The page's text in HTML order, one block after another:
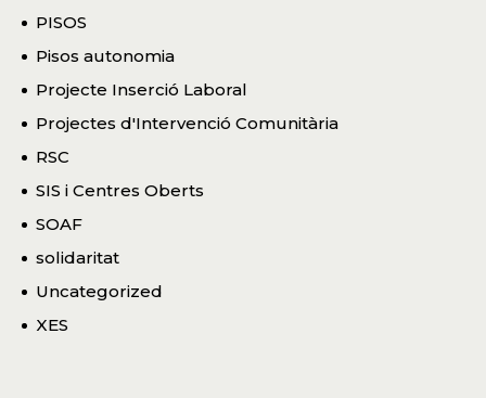
PISOS
Pisos autonomia
Projecte Inserció Laboral
Projectes d'Intervenció Comunitària
RSC
SIS i Centres Oberts
SOAF
solidaritat
Uncategorized
XES